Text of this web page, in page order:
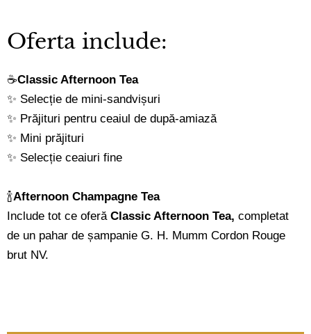
Oferta include:
☕Classic Afternoon Tea
✨ Selecție de mini-sandvișuri
✨ Prăjituri pentru ceaiul de după-amiază
✨ Mini prăjituri
✨ Selecție ceaiuri fine
🍾Afternoon Champagne Tea
Include tot ce oferă Classic Afternoon Tea, completat
de un pahar de șampanie G. H. Mumm Cordon Rouge
brut NV.